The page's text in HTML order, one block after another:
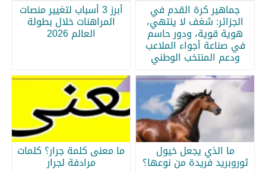
جماهير كرة القدم في
الجزائر: شغف لا ينتهي،
هوية قوية، ودور حاسم
في صناعة أجواء الملاعب
ودعم المنتخب الوطني
أبرز 3 أسباب لتغيير منصات
المراهنات خلال بطولة
العالم 2026
ما الذي يجعل خيول
ثوروبريد فريدة من نوعها؟
ما معنى كلمة جرار؟ كلمات
مرادفة لجرار